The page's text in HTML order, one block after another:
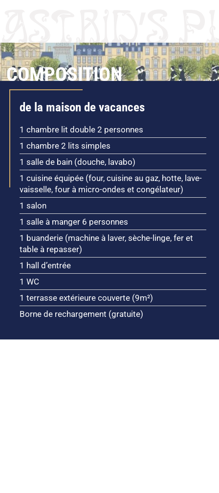
COMPOSITION
de la maison de vacances
1 chambre lit double 2 personnes
1 chambre 2 lits simples
1 salle de bain (douche, lavabo)
1 cuisine équipée (four, cuisine au gaz, hotte, lave-
vaisselle, four à micro-ondes et congélateur)
1 salon
1 salle à manger 6 personnes
1 buanderie (machine à laver, sèche-linge, fer et
table à repasser)
1 hall d’entrée
1 WC
1 terrasse extérieure couverte (9m²)
Borne de rechargement (gratuite)